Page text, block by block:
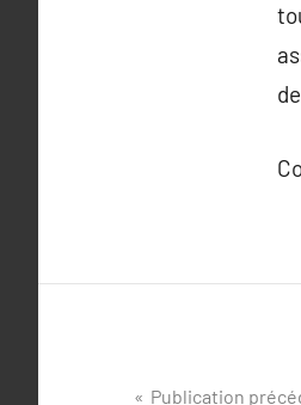
Publication